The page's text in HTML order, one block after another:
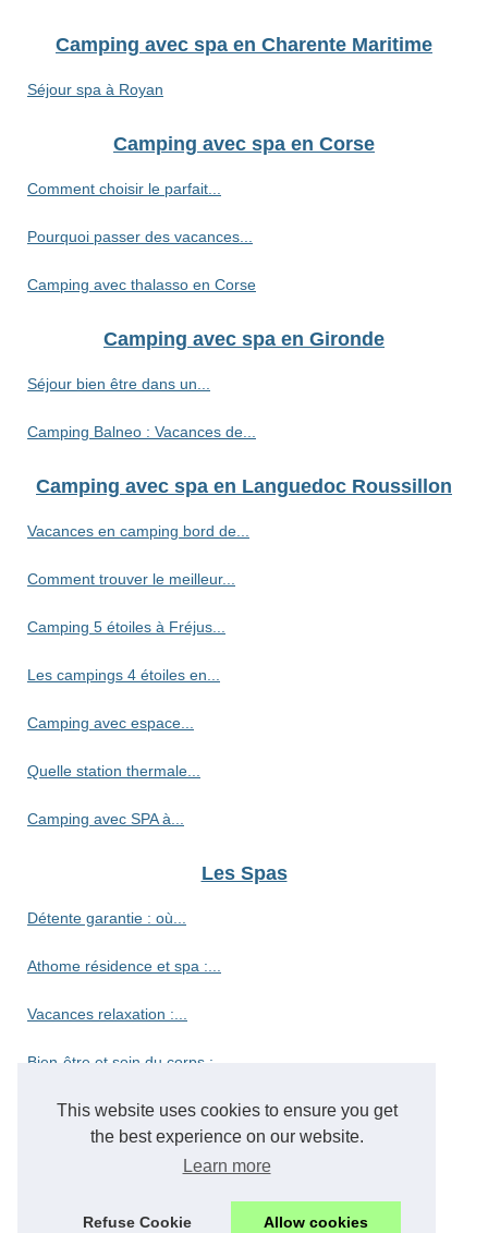
This website uses cookies to ensure you get
the best experience on our website.
Learn more
Refuse Cookie Allow cookies
Camping avec spa en Charente Maritime
Séjour spa à Royan
Camping avec spa en Corse
Comment choisir le parfait...
Pourquoi passer des vacances...
Camping avec thalasso en Corse
Camping avec spa en Gironde
Séjour bien être dans un...
Camping Balneo : Vacances de...
Camping avec spa en Languedoc Roussillon
Vacances en camping bord de...
Comment trouver le meilleur...
Camping 5 étoiles à Fréjus...
Les campings 4 étoiles en...
Camping avec espace...
Quelle station thermale...
Camping avec SPA à...
Les Spas
Détente garantie : où...
Athome résidence et spa :...
Vacances relaxation :...
Bien-être et soin du corps :...
Découvrez le camping haut de...
Découvrez le paradis des...